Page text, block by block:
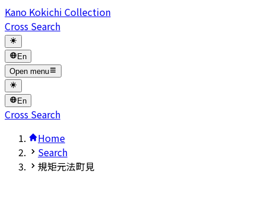
Kano Kokichi Collection
Cross Search
En
Open menu
En
Cross Search
Home
Search
規矩元法町見